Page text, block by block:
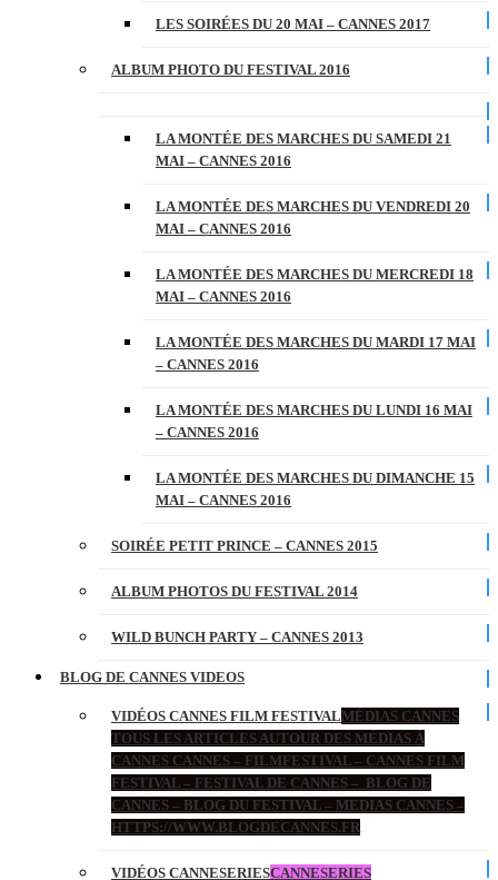
LES SOIRÉES DU 20 MAI – CANNES 2017
ALBUM PHOTO DU FESTIVAL 2016
LA MONTÉE DES MARCHES DU SAMEDI 21
MAI – CANNES 2016
LA MONTÉE DES MARCHES DU VENDREDI 20
MAI – CANNES 2016
LA MONTÉE DES MARCHES DU MERCREDI 18
MAI – CANNES 2016
LA MONTÉE DES MARCHES DU MARDI 17 MAI
– CANNES 2016
LA MONTÉE DES MARCHES DU LUNDI 16 MAI
– CANNES 2016
LA MONTÉE DES MARCHES DU DIMANCHE 15
MAI – CANNES 2016
SOIRÉE PETIT PRINCE – CANNES 2015
ALBUM PHOTOS DU FESTIVAL 2014
WILD BUNCH PARTY – CANNES 2013
BLOG DE CANNES VIDEOS
VIDÉOS CANNES FILM FESTIVALMÉDIAS CANNES
TOUS LES ARTICLES AUTOUR DES MÉDIAS À
CANNES CANNES – FILMFESTIVAL – CANNES FILM
FESTIVAL – FESTIVAL DE CANNES – BLOG DE
CANNES – BLOG DU FESTIVAL – MEDIAS CANNES –
HTTPS://WWW.BLOGDECANNES.FR
VIDÉOS CANNESERIESCANNESERIES